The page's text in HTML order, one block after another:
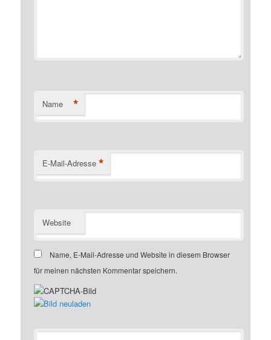
Name *
E-Mail-Adresse *
Website
Name, E-Mail-Adresse und Website in diesem Browser
für meinen nächsten Kommentar speichern.